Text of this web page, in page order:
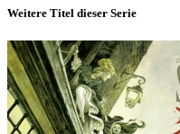
Weitere Titel dieser Serie